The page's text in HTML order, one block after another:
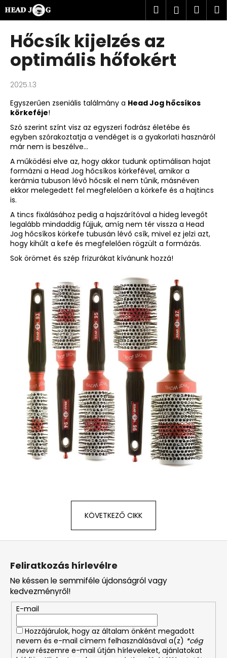
fő
tartalomhoz
Keresés
Hőcsík kijelzés az
optimális hőfokért
2025.1.3
Egyszerűen zseniális találmány a Head Jog hőcsíkos
körkeféje!
Szó szerint színt visz az egyszeri fodrász életébe és
egyben szórakoztatja a vendéget is a gyakorlati hasznáról
már nem is beszélve...
A működési elve az, hogy akkor tudunk optimálisan hajat
formázni a Head Jog hőcsíkos körkefével, amikor a
kerámia tubuson lévő hőcsik el nem tűnik, másnéven
ekkor melegedett fel megfelelően a körkefe és a hajtincs
is.
A tincs fixálásához pedig a hajszárítóval a hideg levegőt
legalább mindaddig fújjuk, amíg nem tér vissza a Head
Jog hőcsíkos körkefe tubusán lévő csík, mivel ez jelzi azt,
hogy kihűlt a kefe és megfelelően rögzült a formázás.
Sok örömet és szép frizurákat kívánunk hozzá!
KÖVETKEZŐ CIKK
K
o
M
i
t
e
r
e
s
?
KERESÉS
L
Feliratkozás hírlevélre
Ne késsen le semmiféle újdonságról vagy
kedvezményről!
E-mail
Hozzájárulok, hogy az általam önként megadott
nevem és e-mail címem felhasználásával a(z) *cég
neverészemre e-mail útján hírleveleket, ajánlatokat